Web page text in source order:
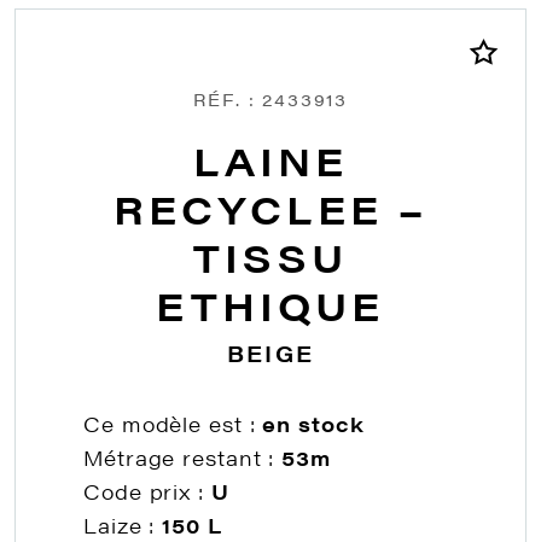
RÉF. : 2433913
LAINE
RECYCLEE –
TISSU
ETHIQUE
BEIGE
Ce modèle est :en stock
Métrage restant : 53m
Code prix : U
Laize :150 L